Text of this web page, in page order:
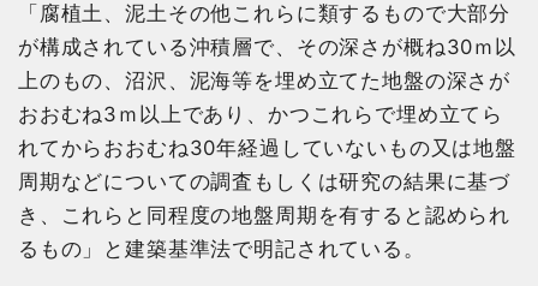
「腐植土、泥土その他これらに類するもので大部分
が構成されている沖積層で、その深さが概ね30ｍ以
上のもの、沼沢、泥海等を埋め立てた地盤の深さが
おおむね3ｍ以上であり、かつこれらで埋め立てら
れてからおおむね30年経過していないもの又は地盤
周期などについての調査もしくは研究の結果に基づ
き、これらと同程度の地盤周期を有すると認められ
るもの」と建築基準法で明記されている。